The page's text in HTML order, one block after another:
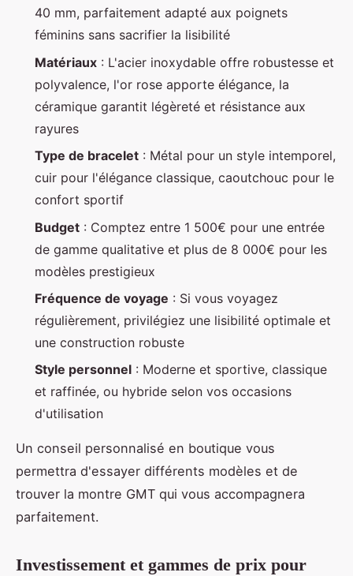
40 mm, parfaitement adapté aux poignets
féminins sans sacrifier la lisibilité
Matériaux : L'acier inoxydable offre robustesse et
polyvalence, l'or rose apporte élégance, la
céramique garantit légèreté et résistance aux
rayures
Type de bracelet : Métal pour un style intemporel,
cuir pour l'élégance classique, caoutchouc pour le
confort sportif
Budget : Comptez entre 1 500€ pour une entrée
de gamme qualitative et plus de 8 000€ pour les
modèles prestigieux
Fréquence de voyage : Si vous voyagez
régulièrement, privilégiez une lisibilité optimale et
une construction robuste
Style personnel : Moderne et sportive, classique
et raffinée, ou hybride selon vos occasions
d'utilisation
Un conseil personnalisé en boutique vous
permettra d'essayer différents modèles et de
trouver la montre GMT qui vous accompagnera
parfaitement.
Investissement et gammes de prix pour